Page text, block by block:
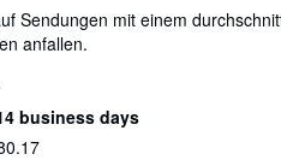
Sendungen mit einem
anfallen.
business days